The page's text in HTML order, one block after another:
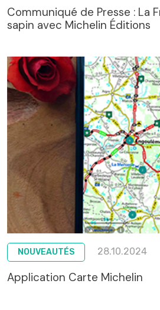
Communiqué de Presse : La
sapin avec Michelin Éditions
NOUVEAUTÉS 28.10.2024
Application Carte Michelin